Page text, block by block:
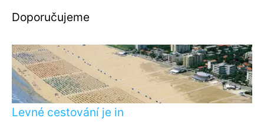
Doporučujeme
Levné cestování je in